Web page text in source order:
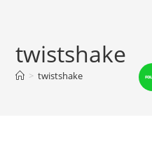
twistshake
> twistshake